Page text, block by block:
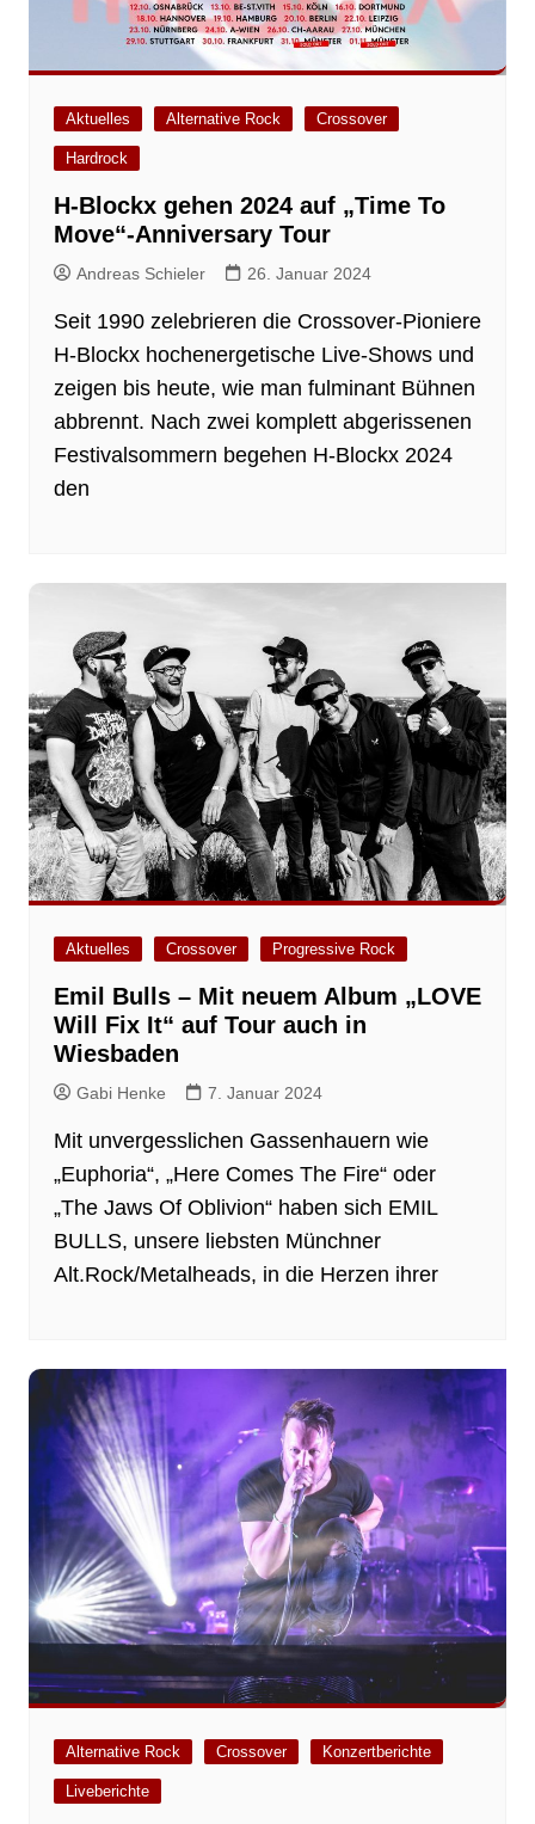
Aktuelles Alternative Rock Crossover
Hardrock
H-Blockx gehen 2024 auf „Time To
Move“-Anniversary Tour
Andreas Schieler 26. Januar 2024
Seit 1990 zelebrieren die Crossover-Pioniere
H-Blockx hochenergetische Live-Shows und
zeigen bis heute, wie man fulminant Bühnen
abbrennt. Nach zwei komplett abgerissenen
Festivalsommern begehen H-Blockx 2024
den
Aktuelles Crossover Progressive Rock
Emil Bulls – Mit neuem Album „LOVE
Will Fix It“ auf Tour auch in
Wiesbaden
Gabi Henke 7. Januar 2024
Mit unvergesslichen Gassenhauern wie
„Euphoria“, „Here Comes The Fire“ oder
„The Jaws Of Oblivion“ haben sich EMIL
BULLS, unsere liebsten Münchner
Alt.Rock/Metalheads, in die Herzen ihrer
Alternative Rock Crossover Konzertberichte
Liveberichte